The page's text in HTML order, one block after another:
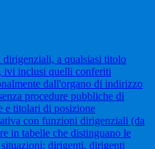
dirigenziali, a qualsiasi titolo
ivi inclusi quelli conferiti
dall'organo di indirizzo
procedure pubbliche di
e titolari di posizione
con funzioni dirigenziali (da
in tabelle che distinguano le
situazioni: dirigenti, dirigenti